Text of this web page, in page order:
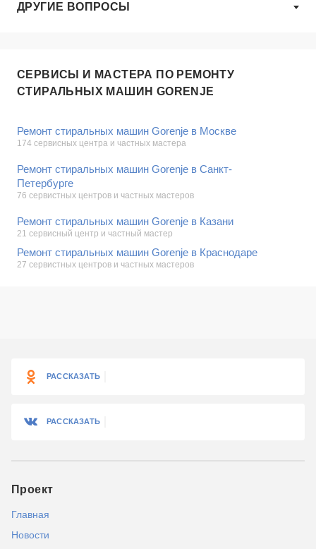
ДРУГИЕ ВОПРОСЫ
СЕРВИСЫ И МАСТЕРА ПО РЕМОНТУ
СТИРАЛЬНЫХ МАШИН GORENJE
Ремонт стиральных машин Gorenje в Москве
174 сервисных центра и частных мастера
Ремонт стиральных машин Gorenje в Санкт-
Петербурге
76 сервистных центров и частных мастеров
Ремонт стиральных машин Gorenje в Казани
21 сервисный центр и частный мастер
Ремонт стиральных машин Gorenje в Краснодаре
27 сервистных центров и частных мастеров
РАССКАЗАТЬ
РАССКАЗАТЬ
Проект
Главная
Новости